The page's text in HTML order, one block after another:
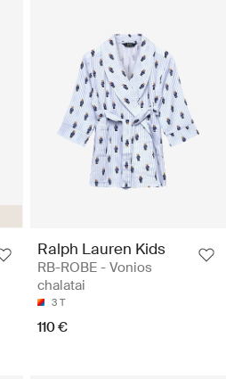
Ralph Lauren Kids
RB-ROBE - Vonios
chalatai
3 T
110 €